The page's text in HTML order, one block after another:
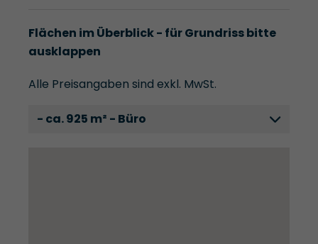
Flächen im Überblick - für Grundriss bitte
ausklappen
Alle Preisangaben sind exkl. MwSt.
- ca. 925 m² - Büro